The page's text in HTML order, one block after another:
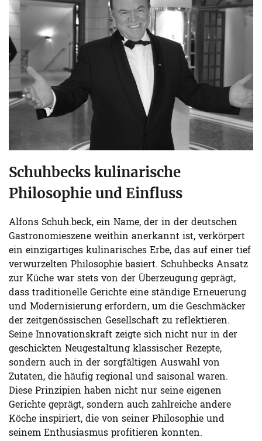
Schuhbecks kulinarische
Philosophie und Einfluss
Alfons Schuh.beck, ein Name, der in der deutschen
Gastronomieszene weithin anerkannt ist, verkörpert
ein einzigartiges kulinarisches Erbe, das auf einer tief
verwurzelten Philosophie basiert. Schuhbecks Ansatz
zur Küche war stets von der Überzeugung geprägt,
dass traditionelle Gerichte eine ständige Erneuerung
und Modernisierung erfordern, um die Geschmäcker
der zeitgenössischen Gesellschaft zu reflektieren.
Seine Innovationskraft zeigte sich nicht nur in der
geschickten Neugestaltung klassischer Rezepte,
sondern auch in der sorgfältigen Auswahl von
Zutaten, die häufig regional und saisonal waren.
Diese Prinzipien haben nicht nur seine eigenen
Gerichte geprägt, sondern auch zahlreiche andere
Köche inspiriert, die von seiner Philosophie und
seinem Enthusiasmus profitieren konnten.